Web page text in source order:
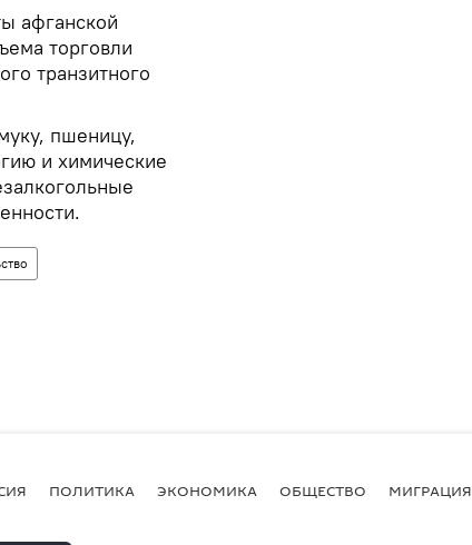
афганской
торговли
транзитного
пшеницу,
и химические
ПОЛИТИКА ЭКОНОМИКА ОБЩЕСТВО МИГРАЦИЯ